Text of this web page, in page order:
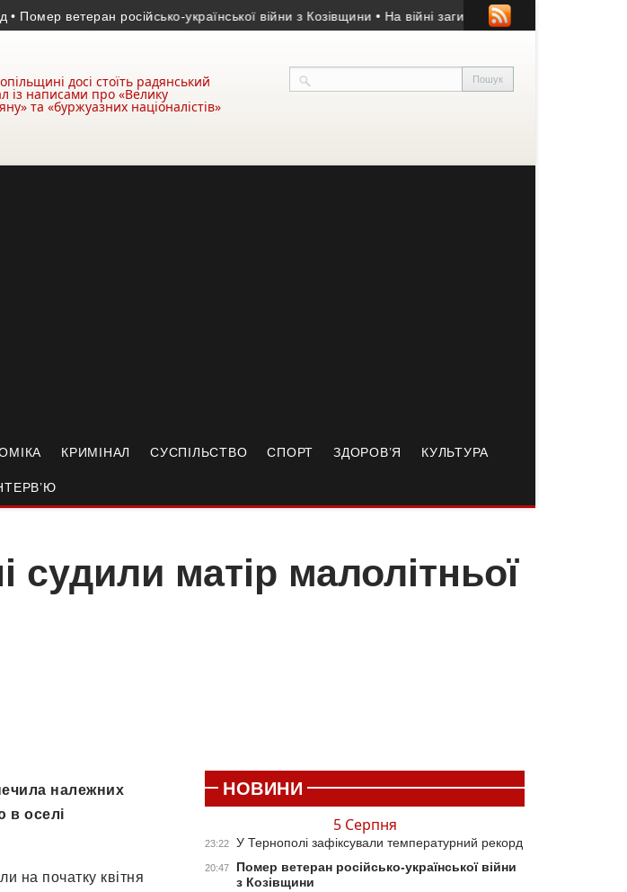
ветеран російсько-української війни з Козівщини • На війні загинув 33-річний Захисник із
досі стоїть радянський
із написами про «Велику
та «буржуазних націоналістів»
КРИМІНАЛ СУСПІЛЬСТВО СПОРТ ЗДОРОВ’Я КУЛЬТУРА
матір малолітньої
належних
в оселі
на початку квітня
НОВИНИ
5 Серпня
23:22 У Тернополі зафіксували температурний рекорд
20:47
Помер ветеран російсько-української війни
з Козівщини